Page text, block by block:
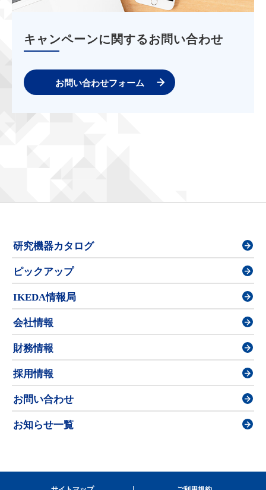
キャンペーンに関するお問い合わせ
お問い合わせフォーム
研究機器カタログ
ピックアップ
IKEDA情報局
会社情報
財務情報
採用情報
お問い合わせ
お知らせ一覧